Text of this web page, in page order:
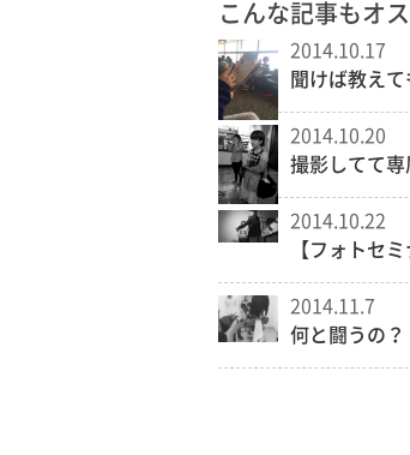
こんな記事もオ
2014.10.17
聞けば教えて
2014.10.20
撮影してて専
2014.10.22
【フォトセ
2014.11.7
何と闘うの？